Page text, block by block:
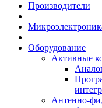
Производители
Оборудование
Активные
Антенно-